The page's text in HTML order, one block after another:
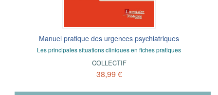
Manuel pratique des urgences psychiatriques
Les principales situations cliniques en fiches pratiques
COLLECTIF
38,99 €